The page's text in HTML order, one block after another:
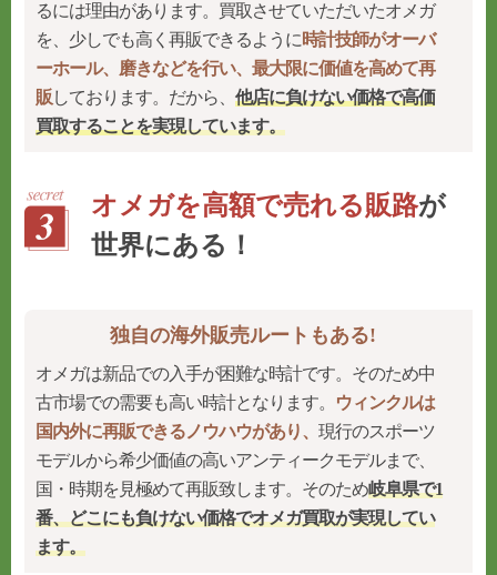
るには理由があります。買取させていただいたオメガ
を、少しでも高く再販できるように時計技師がオーバ
ーホール、磨きなどを行い、最大限に価値を高めて再
販しております。だから、他店に負けない価格で高価
買取することを実現しています。
オメガを高額で売れる販路が
世界にある！
独自の海外販売ルートもある!
オメガは新品での入手が困難な時計です。そのため中
古市場での需要も高い時計となります。 ウィンクルは
国内外に再販できるノウハウがあり、現行のスポーツ
モデルから希少価値の高いアンティークモデルまで、
国・時期を見極めて再販致します。そのため岐阜県で1
番、どこにも負けない価格でオメガ買取が実現してい
ます。